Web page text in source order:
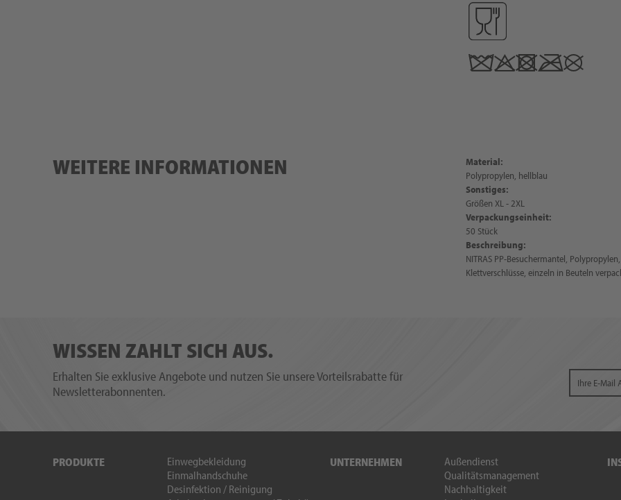
WEITERE INFORMATIONEN
Material:
Polypropylen, hellblau
Sonstiges:
Größen XL - 2XL
Verpackungseinheit:
50 Stück
Beschreibung:
NITRAS PP-Besuchermantel,
Klettverschlüsse, einzeln in Beuteln
WISSEN ZAHLT SICH AUS.
Erhalten Sie exklusive Angebote und nutzen Sie unsere Vorteilsrabatte für
Newsletterabonnenten.
PRODUKTE
Einwegbekleidung
Einmalhandschuhe
Desinfektion / Reinigung
UNTERNEHMEN
Außendienst
Qualitätsmanagement
Nachhaltigkeit